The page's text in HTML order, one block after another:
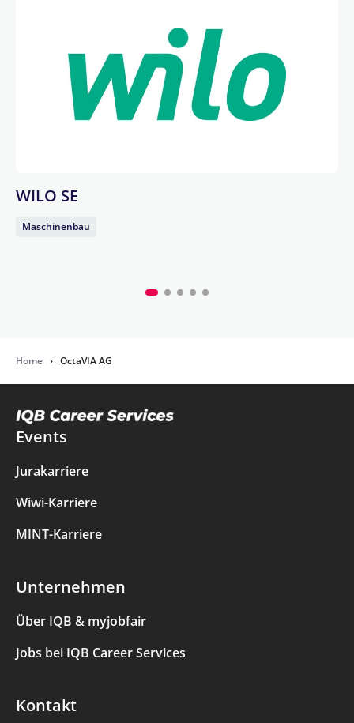
WILO SE
Maschinenbau
Home › OctaVIA AG
Events
Jurakarriere
Wiwi-Karriere
MINT-Karriere
Unternehmen
Über IQB & myjobfair
Jobs bei IQB Career Services
Kontakt